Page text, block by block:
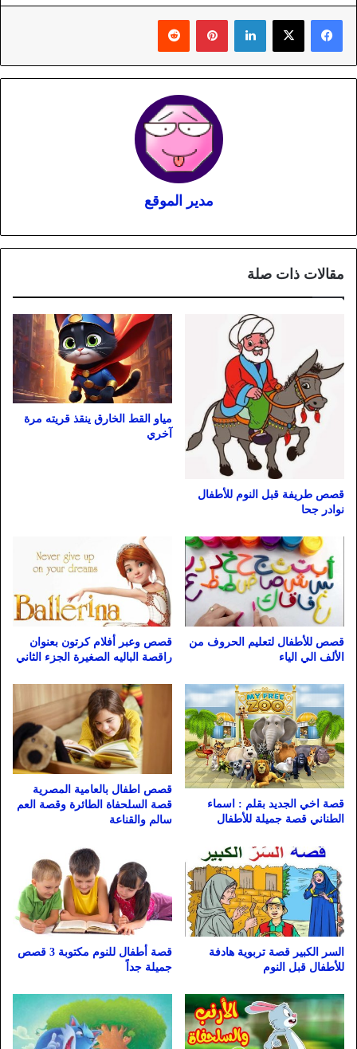
لينكدإن بينتيريست
مدير الموقع
مقالات ذات صلة
قصص طريفة قبل النوم للأطفال
نوادر جحا
مياو القط الخارق ينقذ قريته مرة
آخري
قصص للأطفال لتعليم الحروف من
الألف الي الياء
قصص وعبر أفلام كرتون بعنوان
راقصة الباليه الصغيرة الجزء الثاني
قصة اخي الجديد بقلم : اسماء
الطناني قصة جميلة للأطفال
قصص اطفال بالعامية المصرية
قصة السلحفاة الطائرة وقصة العم
سالم والقناعة
السر الكبير قصة تربوية هادفة
للأطفال قبل النوم
قصة أطفال للنوم مكتوبة 3 قصص
جميلة جداً